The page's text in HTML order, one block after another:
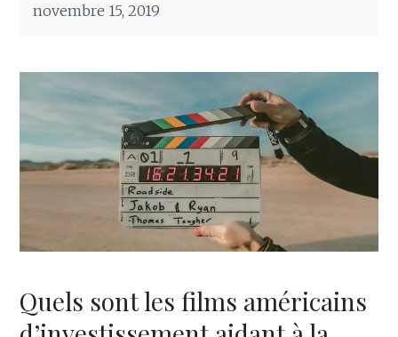
novembre 15, 2019
Quels sont les films américains